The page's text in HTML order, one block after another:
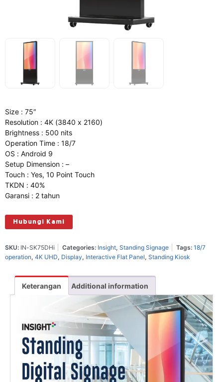
Size : 75″
Resolution : 4K (3840 x 2160)
Brightness : 500 nits
Operation Time : 18/7
OS : Android 9
Setup Dimension : –
Touch : Yes, 10 Point Touch
TKDN : 40%
Garansi : 2 tahun
Hubungi Kami
SKU: IN-SK75DHi Categories: Insight, Standing Signage Tags: 18/7
operation, 4K UHD, Display, Interactive Flat Panel, Standing Kiosk
Keterangan Additional information